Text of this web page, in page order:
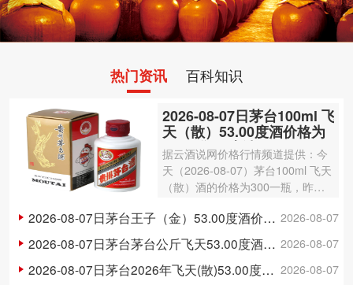
热门资讯 百科知识
2026-08-07日茅台100ml 飞
天（散）53.00度酒价格为
300一瓶，上涨 3元
据云酒说网价格行情频道提供：今
天（2026-08-07）茅台100ml 飞天
（散）酒的价格为300一瓶，昨日
00ml 飞天（散）酒容量为100ml，
酒精度数为53.00度。茅台酒除了年
份因素之外…
2026-08-07
2026-08-07日茅台王子（金）53.00度酒价格为148一瓶，下跌 5元
2026-08-07
2026-08-07日茅台茅台公斤飞天53.00度酒价格为3,250一瓶，下跌 20元
2026-08-07
2026-08-07日茅台2026年飞天(散)53.00度酒价格为1,700一瓶，上涨 5元